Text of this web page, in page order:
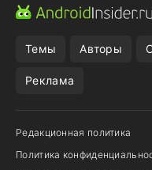
ПРИЛОЖЕНИЯ ANDROID
Темы Авторы
Реклама
Редакционная политика
Политика